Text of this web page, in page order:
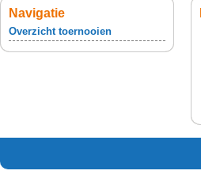
Navigatie
Overzicht toernooien